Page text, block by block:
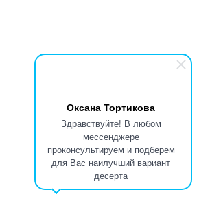
Оксана Тортикова
Здравствуйте! В любом
мессенджере
проконсультируем и подберем
для Вас наилучший вариант
десерта